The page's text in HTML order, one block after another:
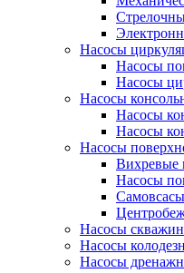
Насосы
Насосы
Насосы
Насосы
Насосы
Насосы
Насосы
Вихревые
Насосы
Насосы
Насосы
Насосы